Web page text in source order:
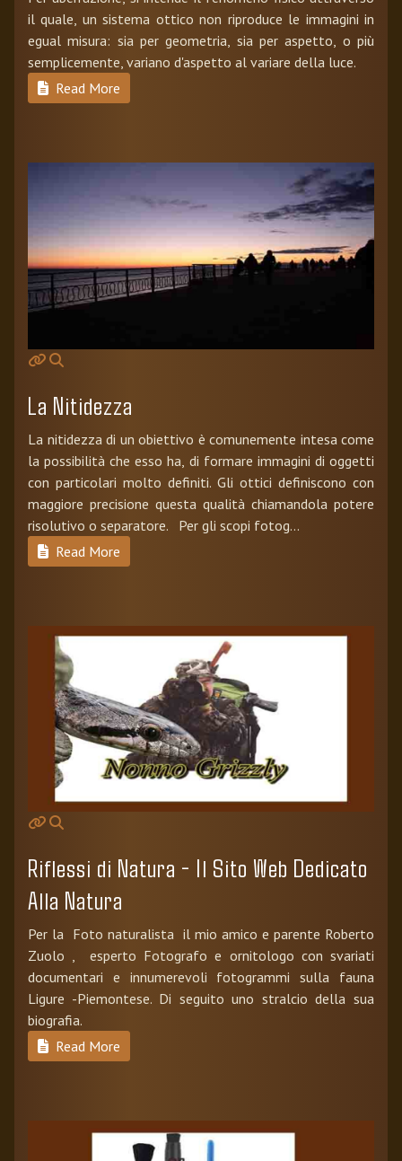
il quale, un sistema ottico non riproduce le immagini in
egual misura: sia per geometria, sia per aspetto, o più
semplicemente, variano d'aspetto al variare della luce.
Read More
La Nitidezza
La nitidezza di un obiettivo è comunemente intesa come
la possibilità che esso ha, di formare immagini di oggetti
con particolari molto definiti. Gli ottici definiscono con
maggiore precisione questa qualità chiamandola potere
risolutivo o separatore. Per gli scopi fotog...
Read More
Riflessi di Natura - Il Sito Web Dedicato
Alla Natura
Per la Foto naturalista il mio amico e parente Roberto
Zuolo , esperto Fotografo e ornitologo con svariati
documentari e innumerevoli fotogrammi sulla fauna
Ligure -Piemontese. Di seguito uno stralcio della sua
biografia.
Read More